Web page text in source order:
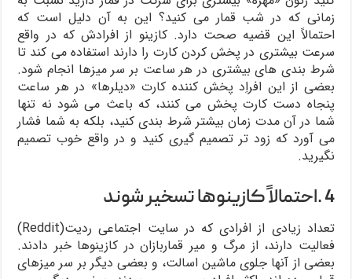
زمانی که در شب قمار می کنید؟ این به آن دلیل است که
احتمالاً این قضیه صحت دارد. کازینو از افرادش که در واقع
سرعت بیشتری در پخش کردن کارت را دارند استفاده می کند تا
شرط بندی های بیشتری در هر ساعت بر سر میزها انجام شود.
بعضی از این افراِد پخش کننده کارت «دیلرها» در هر ساعت
پنجاه دست کارت پخش می کنند، که باعث می شود نه تنها
شما در آن مدت زمان بیشتر شرط بندی کنید، بلکه به شما فشار
می آورد که زود تر تصمیم گیری کنید و در واقع خوب تصمیم
نگیرید.
4 .احتمالاً کازینوها تسخیر شوند
تعداد زیادی از افرادی که در سایت اجتماعی ردیت(Reddit‌)
فعالیت دارند، از مرگ و میر قماربازان در کازینوها خبر دادند.
بعضی از آنها جلوی ماشین اسالت، و بعضی دیگر بر سر میزهای